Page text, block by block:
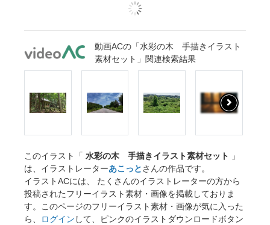
動画ACの「水彩の木 手描きイラスト
素材セット」関連検索結果
このイラスト「 水彩の木 手描きイラスト素材セット
」
は、イラストレーターあこっとさんの作品です。
イラストACには、 たくさんのイラストレーターの方から
投稿されたフリーイラスト素材・画像を掲載しておりま
す。このページのフリーイラスト素材・画像が気に入った
ら、
ログイン して、ピンクのイラストダウンロードボタン